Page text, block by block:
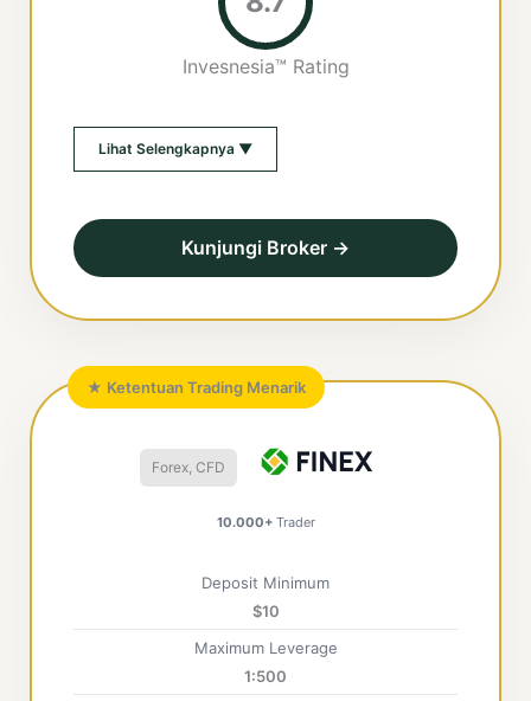
Invesnesia™ Rating
Lihat Selengkapnya ▼
Kunjungi Broker →
★ Ketentuan Trading Menarik
Forex, CFD
10.000+Trader
Deposit Minimum
$10
Maximum Leverage
1:500